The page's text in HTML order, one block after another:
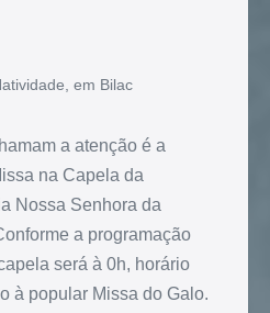
em Bilac
a atenção é a
na Capela da
Nossa Senhora da
a programação
será à 0h, horário
à popular Missa do Galo.